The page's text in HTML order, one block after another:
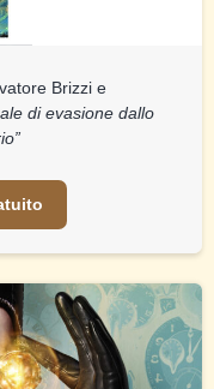
Brizzi e
di evasione dallo